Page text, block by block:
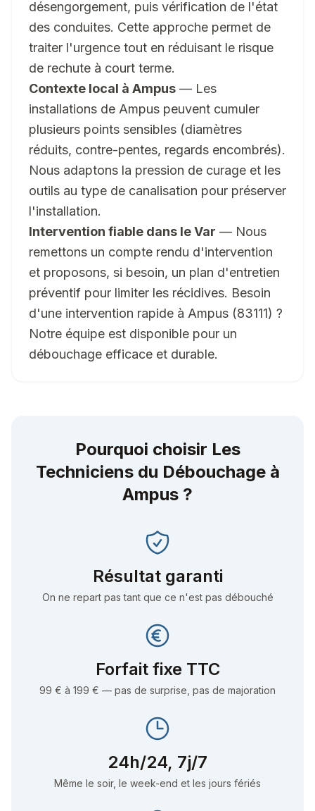
désengorgement, puis vérification de l'état
des conduites. Cette approche permet de
traiter l'urgence tout en réduisant le risque
de rechute à court terme.
Contexte local à Ampus — Les
installations de Ampus peuvent cumuler
plusieurs points sensibles (diamètres
réduits, contre-pentes, regards encombrés).
Nous adaptons la pression de curage et les
outils au type de canalisation pour préserver
l'installation.
Intervention fiable dans le Var — Nous
remettons un compte rendu d'intervention
et proposons, si besoin, un plan d'entretien
préventif pour limiter les récidives. Besoin
d'une intervention rapide à Ampus (83111) ?
Notre équipe est disponible pour un
débouchage efficace et durable.
Pourquoi choisir Les
Techniciens du Débouchage à
Ampus ?
Résultat garanti
On ne repart pas tant que ce n'est pas débouché
Forfait fixe TTC
99 € à 199 € — pas de surprise, pas de majoration
24h/24, 7j/7
Même le soir, le week-end et les jours fériés